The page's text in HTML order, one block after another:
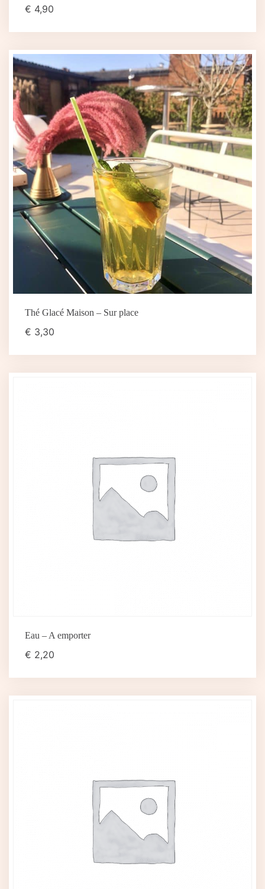
€ 4,90
Thé Glacé Maison – Sur place
€ 3,30
Eau – A emporter
€ 2,20